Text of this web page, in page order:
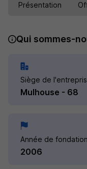
Présentation
Qui sommes-
Siège de
Mulhouse - 68
Année de fondation
2006